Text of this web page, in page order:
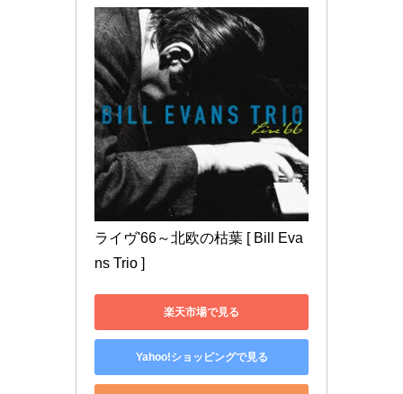
ライヴ'66～北欧の枯葉 [ Bill Eva
ns Trio ]
楽天市場で見る
Yahoo!ショッピングで見る